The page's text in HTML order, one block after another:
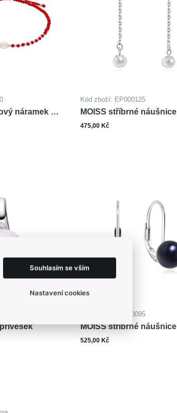
náramek na
Kód zboží: EP000125
MOISS stříbrné náušnice
475,00 Kč
Kód zboží: EP000095
MOISS stříbrné náušnice
525,00 Kč
Souhlasím se vším
Nastavení cookies